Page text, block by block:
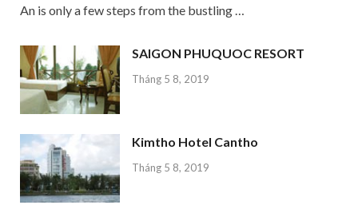
An is only a few steps from the bustling …
SAIGON PHUQUOC RESORT
Tháng 5 8, 2019
Kimtho Hotel Cantho
Tháng 5 8, 2019